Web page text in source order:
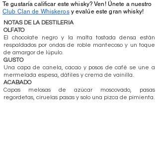
Te gustaría calificar este whisky? Ven! Únete a nuestro
Club Clan de Whiskerosy evalúe este gran whisky!
NOTAS DE LA DESTILERIA
OLFATO
El chocolate negro y la malta tostada densa están
respaldados por ondas de roble mantecoso y un toque
de amargor de lúpulo.
GUSTO
Una capa de canela, cacao y posos de café se une a
mermelada espesa, dátiles y crema de vainilla.
ACABADO
Capas melosas de azúcar moscovado, pasas
regordetas, ciruelas pasas y solo una pizca de pimienta.